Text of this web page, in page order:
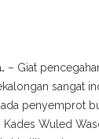
– Giat
sangat
penyemprot
Wuled